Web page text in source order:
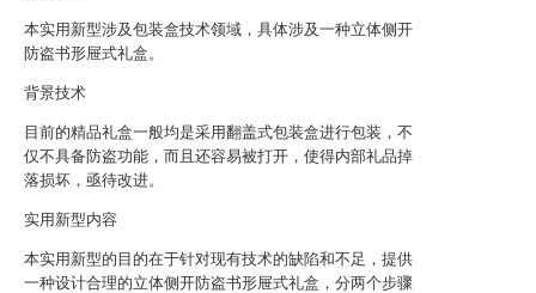
本实用新型涉及包装盒技术领域，具体涉及一种立体侧开
防盗书形屉式礼盒。
背景技术
目前的精品礼盒一般均是采用翻盖式包装盒进行包装，不
仅不具备防盗功能，而且还容易被打开，使得内部礼品掉
落损坏，亟待改进。
实用新型内容
本实用新型的目的在于针对现有技术的缺陷和不足，提供
一种设计合理的立体侧开防盗书形屉式礼盒，分两个步骤